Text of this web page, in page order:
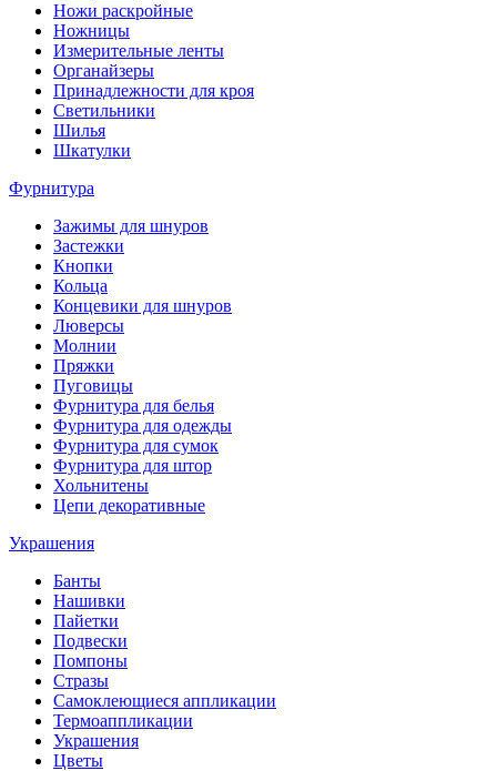
Ножи раскройные
Ножницы
Измерительные ленты
Органайзеры
Принадлежности для кроя
Светильники
Шилья
Шкатулки
Фурнитура
Зажимы для шнуров
Застежки
Кнопки
Кольца
Концевики для шнуров
Люверсы
Молнии
Пряжки
Пуговицы
Фурнитура для белья
Фурнитура для одежды
Фурнитура для сумок
Фурнитура для штор
Хольнитены
Цепи декоративные
Украшения
Банты
Нашивки
Пайетки
Подвески
Помпоны
Стразы
Самоклеющиеся аппликации
Термоаппликации
Украшения
Цветы